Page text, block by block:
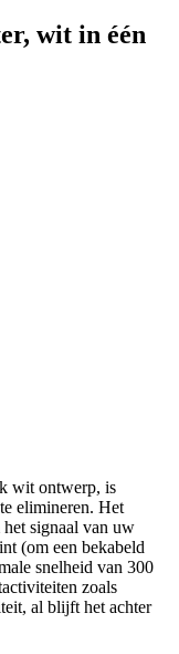
wit in één
wit ontwerp, is
elimineren. Het
het signaal van uw
(om een bekabeld
snelheid van 300
zoals
al blijft het achter